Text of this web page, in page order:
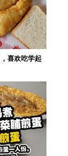
喜欢吃学起